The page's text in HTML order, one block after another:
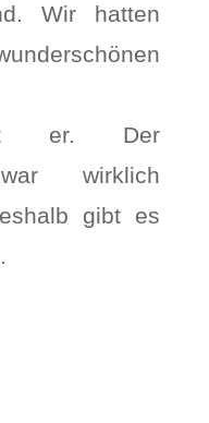
Wir hatten
er. Der
war wirklich
gibt es